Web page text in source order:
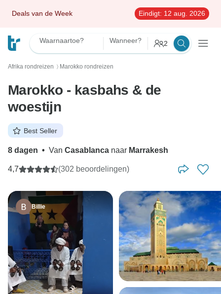
Deals van de Week Eindigt: 12 aug. 2026
Waarnaartoe? Wanneer? 2
Afrika rondreizen 〉 Marokko rondreizen
Marokko - kasbahs & de
woestijn
Best Seller
8 dagen • Van Casablanca naar Marrakesh
4,7 (302 beoordelingen)
Billie